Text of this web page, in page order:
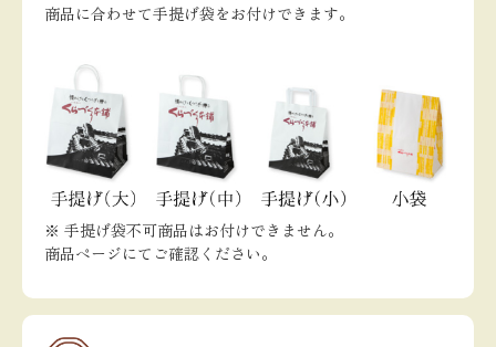
商品に合わせて手提げ袋をお付けできます。
※ 手提げ袋不可商品はお付けできません。
商品ページにてご確認ください。